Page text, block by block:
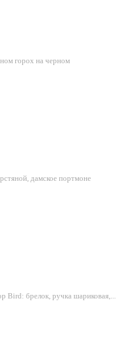
горох на черном
дамское портмоне
Bird: брелок, ручка шариковая,...